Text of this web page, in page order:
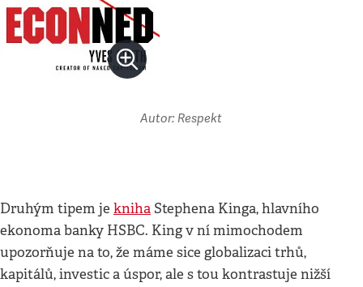
Autor: Respekt
Druhým tipem je kniha Stephena Kinga, hlavního
ekonoma banky HSBC. King v ní mimochodem
upozorňuje na to, že máme sice globalizaci trhů,
kapitálů, investic a úspor, ale s tou kontrastuje nižší